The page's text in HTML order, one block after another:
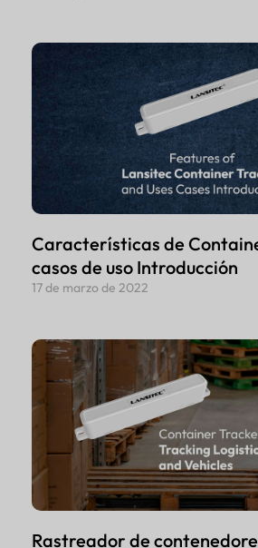
Características de
casos de uso Introducción
17 de marzo de 2022
Rastreador de